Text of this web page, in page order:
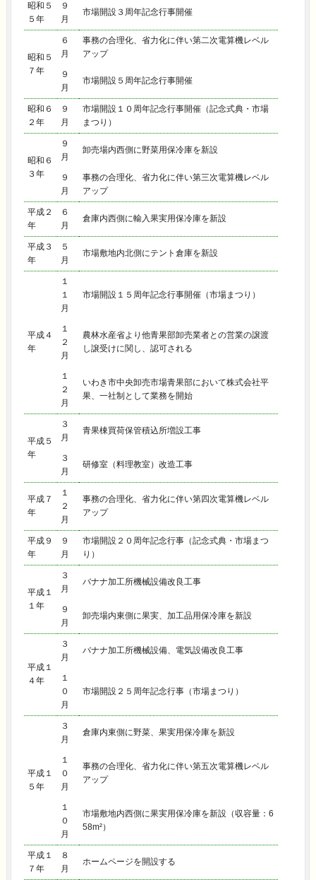
昭和５
５年
９
月
市場開設３周年記念行事開催
昭和５
７年
６
月
事務の合理化、省力化に伴い第二次電算機レベル
アップ
９
月
市場開設５周年記念行事開催
昭和６
２年
９
月
市場開設１０周年記念行事開催（記念式典・市場
まつり）
昭和６
３年
９
月
卸売場内西側に野菜用保冷庫を新設
９
月
事務の合理化、省力化に伴い第三次電算機レベル
アップ
平成２
年
６
月
倉庫内西側に輸入果実用保冷庫を新設
平成３
年
５
月
市場敷地内北側にテント倉庫を新設
平成４
年
１
１
月
市場開設１５周年記念行事開催（市場まつり）
１
２
月
農林水産省より他青果部卸売業者との営業の譲渡
し譲受けに関し、認可される
１
２
月
いわき市中央卸売市場青果部において株式会社平
果、一社制として業務を開始
平成５
年
３
月
青果棟買荷保管積込所増設工事
３
月
研修室（料理教室）改造工事
平成７
年
１
２
月
事務の合理化、省力化に伴い第四次電算機レベル
アップ
平成９
年
９
月
市場開設２０周年記念行事（記念式典・市場まつ
り）
平成１
１年
３
月
バナナ加工所機械設備改良工事
９
月
卸売場内東側に果実、加工品用保冷庫を新設
平成１
４年
３
月
バナナ加工所機械設備、電気設備改良工事
１
０
月
市場開設２５周年記念行事（市場まつり）
平成１
５年
３
月
倉庫内東側に野菜、果実用保冷庫を新設
１
０
月
事務の合理化、省力化に伴い第五次電算機レベル
アップ
１
０
月
市場敷地内西側に果実用保冷庫を新設（収容量：6
58m²）
平成１
７年
８
月
ホームページを開設する